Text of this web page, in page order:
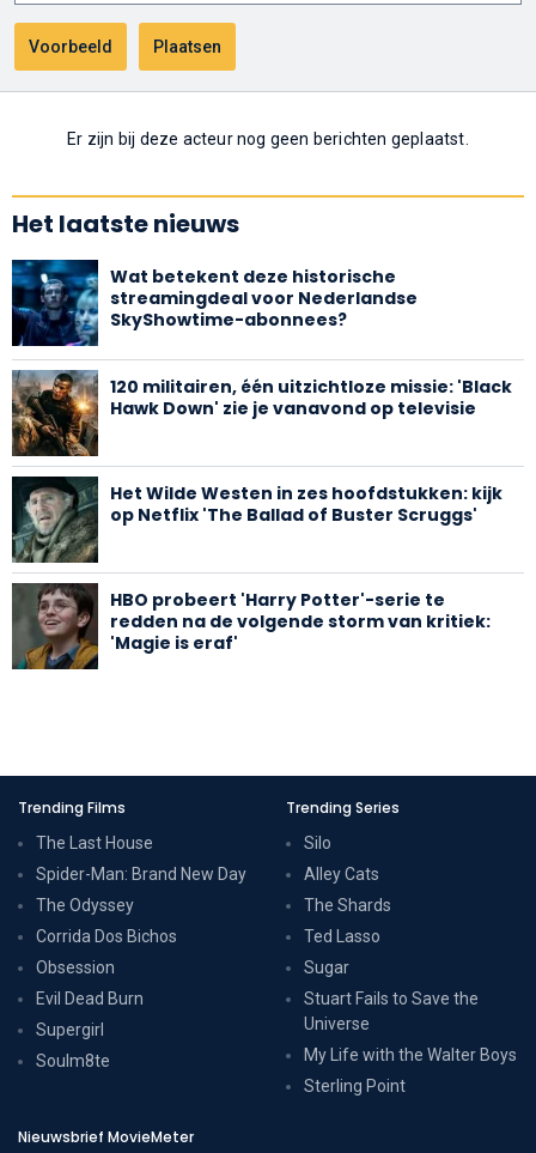
Er zijn bij deze acteur nog geen berichten geplaatst.
Het laatste nieuws
Wat betekent deze historische
streamingdeal voor Nederlandse
SkyShowtime-abonnees?
120 militairen, één uitzichtloze missie: 'Black
Hawk Down' zie je vanavond op televisie
Het Wilde Westen in zes hoofdstukken: kijk
op Netflix 'The Ballad of Buster Scruggs'
HBO probeert 'Harry Potter'-serie te
redden na de volgende storm van kritiek:
'Magie is eraf'
Trending Films
The Last House
Spider-Man: Brand New Day
The Odyssey
Corrida Dos Bichos
Obsession
Evil Dead Burn
Supergirl
Soulm8te
Trending Series
Silo
Alley Cats
The Shards
Ted Lasso
Sugar
Stuart Fails to Save the
Universe
My Life with the Walter Boys
Sterling Point
Nieuwsbrief MovieMeter